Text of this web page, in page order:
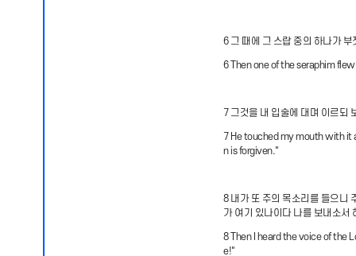
6 그 때에 그 스랍 중의 하나가
6 Then one of the seraphim
7 그것을 내 입술에 대며 이르되
7 He touched my mouth with it
n is forgiven."
8 내가 또 주의 목소리를 들으니
가 여기 있나이다 나를 보내소서
8 Then I heard the voice of the
e!"